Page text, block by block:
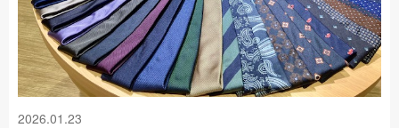
2026.01.23